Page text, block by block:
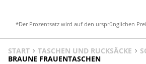
*Der Prozentsatz wird auf den ursprünglichen
START TASCHEN UND RUCKSÄCKE
BRAUNE FRAUENTASCHEN